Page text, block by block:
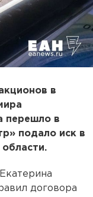
в
перешло в
подало иск в
договора